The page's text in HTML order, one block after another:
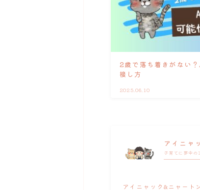
2歳で落ち着きがない
接し方
2025.06.10
アイニャ
子育てに夢中の
アイニャック&ニャート